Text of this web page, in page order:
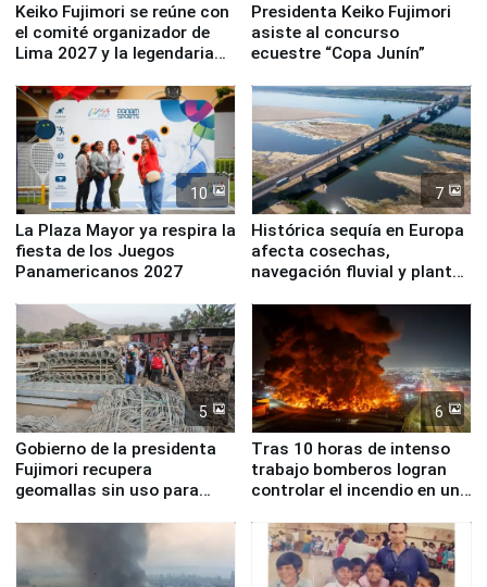
Keiko Fujimori se reúne con
el comité organizador de
Lima 2027 y la legendaria
Presidenta Keiko Fujimori
asiste al concurso
ecuestre “Copa Junín”
10
La Plaza Mayor ya respira la
fiesta de los Juegos
Panamericanos 2027
7
Histórica sequía en Europa
afecta cosechas,
navegación fluvial y plantas
5
Gobierno de la presidenta
Fujimori recupera
geomallas sin uso para
Fenómeno El Niño
6
Tras 10 horas de intenso
trabajo bomberos logran
controlar el incendio en una
de Chile